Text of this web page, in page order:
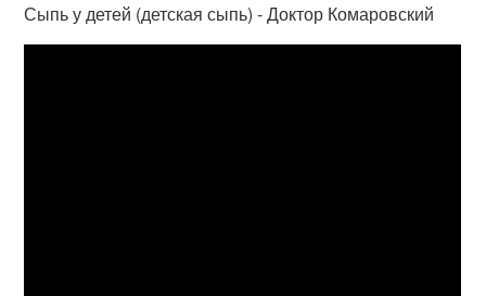
Сыпь у детей (детская сыпь) - Доктор Комаровский